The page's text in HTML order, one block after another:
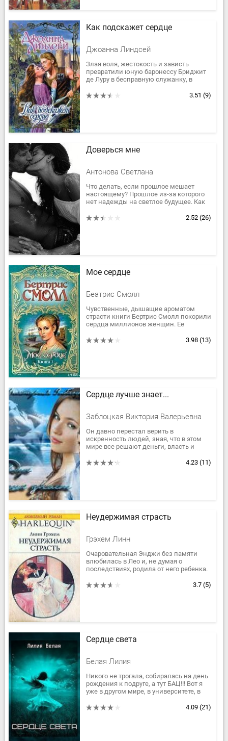
Как подскажет сердце
Джоанна Линдсей
Злая воля, жестокость и зависть
превратили юную баронессу Бриджит
де Луру в бесправную служанку, в
Монтвилльского, о грубости...
3.51 (9)
Доверься мне
Антонова Светлана
Что делать, если прошлое мешает
настоящему? Прошлое из-за которого
нет надежды на светлое будущее. Как
жизнь заново?!
2.52 (26)
Мое сердце
Беатрис Смолл
Чувственные, дышащие ароматом
страсти книги Бертрис Смолл покорили
сердца миллионов женщин. Ее
бестселлерами и пользуются во всем
3.98 (13)
Сердце лучше знает...
Заблоцкая Виктория Валерьевна
Он давно перестал верить в
искренность людей, зная, что в этом
мире все решают деньги, власть и
его постели новая девушка, его любви...
4.23 (11)
Неудержимая страсть
Грэхем Линн
Очаровательная Энджи без памяти
влюбилась в Лео и, не думая о
последствиях, родила от него ребенка.
равенства: она – дочь дворецкого, а
3.7 (5)
Сердце света
Белая Лилия
Никого не трогала, собиралась на день
рождения к подруге, а тут БАЦ!!! Вот я
уже в другом мире, в университете, в
наследники! Ну и...
4.09 (21)